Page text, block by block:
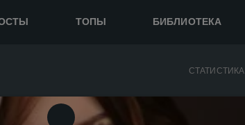
ТОПЫ БИБЛИОТЕКА
СТАТИСТИКА